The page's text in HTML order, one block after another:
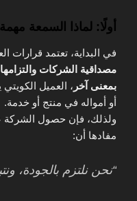
أولًا: لماذا السمعة
في البداية، تعتمد قرارات
مصداقية الشركات والتزامها
بمعنى آخر ، العميل
أو أمواله في منتج أو خدمة.
ولذلك، فإن حصول الشركة
مفادها أن:
“نحن نلتزم بالجودة،